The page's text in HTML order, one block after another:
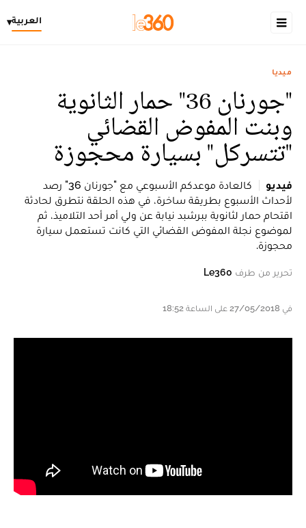
العربية▾
ميديا
"جورنان 36" حمار الثانوية
وبنت المفوض القضائي
"تتسركل" بسيارة محجوزة
فيديو
كالعادة موعدكم الأسبوعي مع "جورنان 36" رصد
لأحداث الأسبوع بطريقة ساخرة، في هذه الحلقة نتطرق لحادثة
اقتحام حمار لثانوية ببرشبد نيابة عن ولي أمر أحد التلاميذ، ثم
لموضوع نجلة المفوض القضائي التي كانت تستعمل سيارة
محجوزة.
تحرير من طرف Le360
في 27/05/2018 على الساعة 18:52